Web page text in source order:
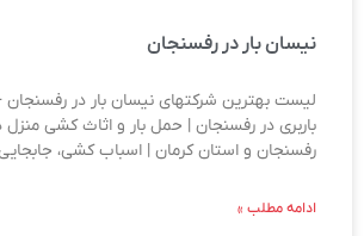
نیسان بار در رفسنجان
لیست بهترین شرکتهای نیسان بار در
باربری در رفسنجان | حمل بار و اثاث کشی
رفسنجان و استان کرمان | اسباب کشی، جابجایی
ادامه مطلب »